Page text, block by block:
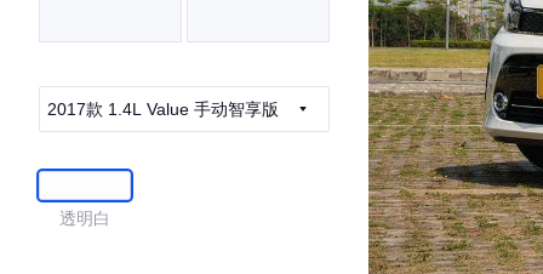
2017款 1.4L Value 手动智享版
透明白